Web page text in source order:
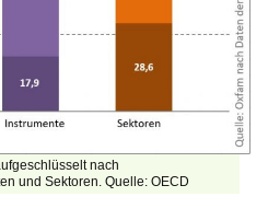
nach
und Sektoren. Quelle: OECD